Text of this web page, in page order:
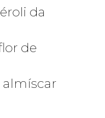
da
de
almíscar